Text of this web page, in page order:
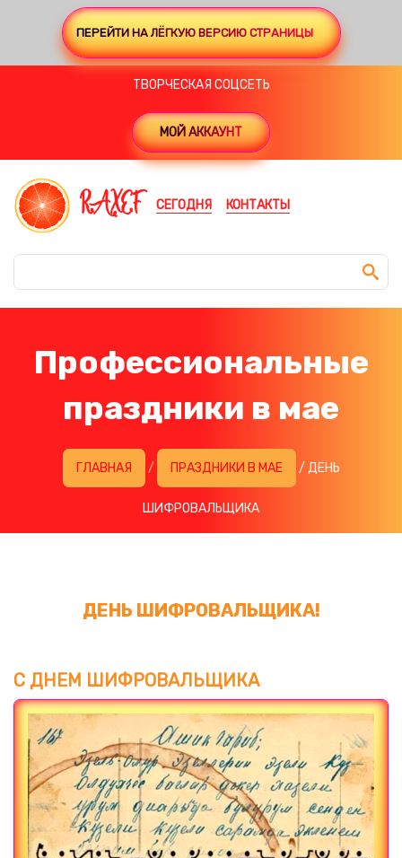
ПЕРЕЙТИ НА ЛЁГКУЮ ВЕРСИЮ СТРАНИЦЫ
ТВОРЧЕСКАЯ СОЦСЕТЬ
МОЙ АККАУНТ
RAXEF СЕГОДНЯ КОНТАКТЫ
Профессиональные
праздники в мае
ГЛАВНАЯ / ПРАЗДНИКИ В МАЕ / ДЕНЬ
ШИФРОВАЛЬЩИКА
ДЕНЬ ШИФРОВАЛЬЩИКА!
С ДНЕМ ШИФРОВАЛЬЩИКА
Загрузка картинки...